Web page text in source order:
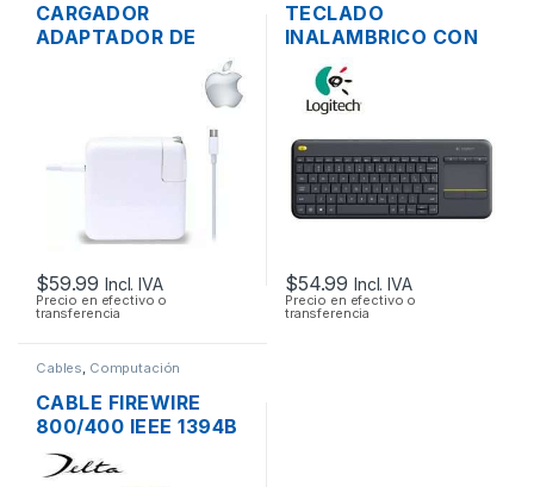
CARGADOR
ADAPTADOR DE
ENERGÍA MAC APPLE
MACBOOK PRO USB-
C 20V 3A 61W
$59.99 Incl. IVA
Precio en efectivo o
transferencia
TECLADO
INALAMBRICO CON
TOUCHPAD
LOGITECH K400 EN
ESPAÑOL
COLOR NEGRO
MULTIMEDIA
$54.99 Incl. IVA
Precio en efectivo o
transferencia
Cables, Computación
CABLE FIREWIRE
800/400 IEEE 1394B
9/6 PINES MACHO
DE 2 PIES 60CM